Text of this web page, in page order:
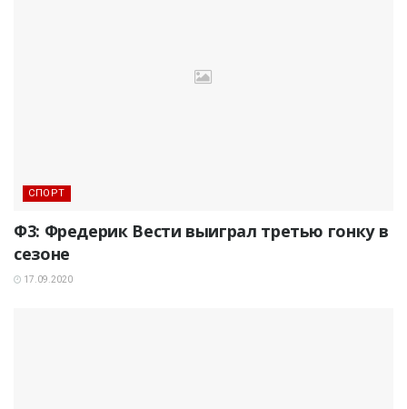
СПОРТ
Ф3: Фредерик Вести выиграл третью гонку в
сезоне
17.09.2020